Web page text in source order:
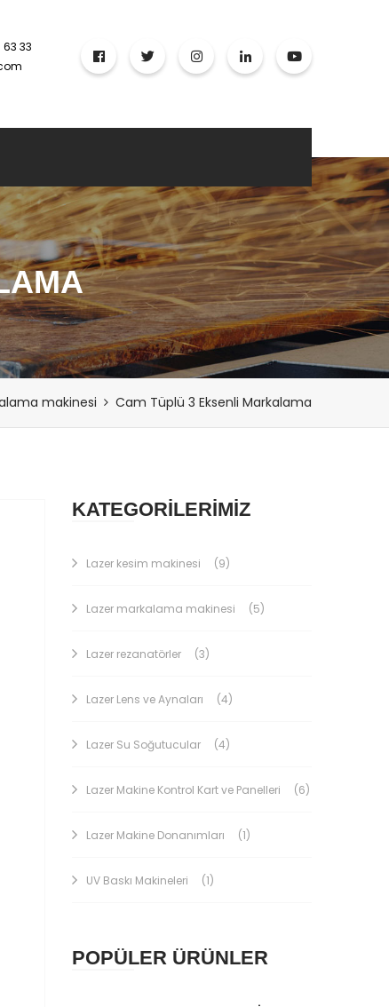
63 33
makinesi Cam Tüplü 3 Eksenli Markalama
KATEGORİLERİMİZ
Lazer kesim makinesi (9)
Lazer markalama makinesi (5)
Lazer rezanatörler (3)
Lazer Lens ve Aynaları (4)
Lazer Su Soğutucular (4)
Lazer Makine Kontrol Kart ve Panelleri (6)
Lazer Makine Donanımları (1)
UV Baskı Makineleri (1)
POPÜLER ÜRÜNLER